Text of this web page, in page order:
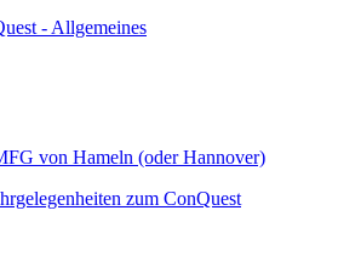
- Allgemeines
von Hameln (oder Hannover)
zum ConQuest